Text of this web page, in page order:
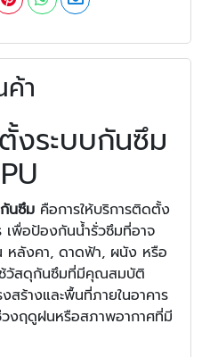
า
งระบบกันซึม
PU
นซึม คือการให้บริการติดตั้ง
เพื่อป้องกันน้ำรั่วซึมที่อาจ
หลังคา, ดาดฟ้า, ผนัง หรือ
ช้วัสดุกันซึมที่มีคุณสมบัติ
สร้างและพื้นที่ภายในอาคาร
งฤดูฝนหรือสภาพอากาศที่มี